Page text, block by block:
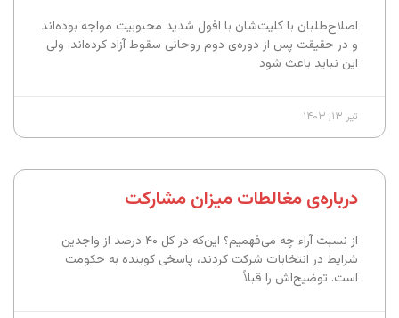
اصلاح‌طلبان با کلیت‌شان با افول شدید محبوبیت مواجه بوده‌اند
و در حقیقت پس از دوره‌ی دوم روحانی سقوط آزاد کرده‌اند. ولی
این نباید باعث شود
تیر ۱۳, ۱۴۰۳
درباره‌ی مغالطات میزان مشارکت
از نسبت آراء چه می‌فهمیم؟ این‌که در کل ۴۰ درصد از واجدین
شرایط در انتخابات شرکت کردند، پاسخی کوبنده به حکومت
است. توضیح‌اش را قبلاً